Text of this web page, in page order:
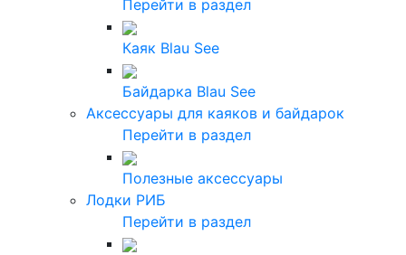
Перейти в раздел
Каяк Blau See
Байдарка Blau See
Аксессуары для каяков и байдарок
Перейти в раздел
Полезные аксессуары
Лодки РИБ
Перейти в раздел